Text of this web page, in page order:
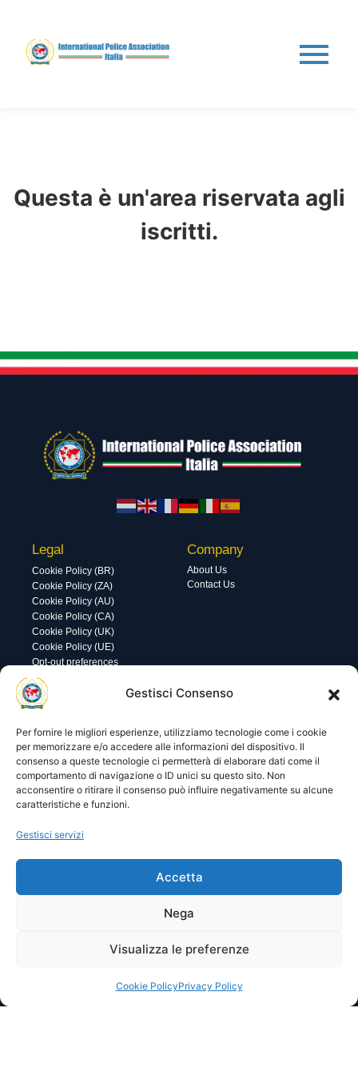
Gestisci Consenso
Per fornire le migliori esperienze, utilizziamo tecnologie come i cookie
per memorizzare e/o accedere alle informazioni del dispositivo. Il
consenso a queste tecnologie ci permetterà di elaborare dati come il
comportamento di navigazione o ID unici su questo sito. Non
acconsentire o ritirare il consenso può influire negativamente su alcune
caratteristiche e funzioni.
Gestisci servizi
Accetta
Nega
Visualizza le preferenze
Cookie PolicyPrivacy Policy
Questa è un'area riservata agli
iscritti.
Legal
Cookie Policy (BR)
Cookie Policy (ZA)
Cookie Policy (AU)
Cookie Policy (CA)
Cookie Policy (UK)
Cookie Policy (UE)
Opt-out preferences
Company
About Us
Contact Us
Utility
Visite di oggi: 10
Visite totali: 13789
Area gestione
Password
© 2025 I.P.A. Italia E.T.S. n. 36463 – Via Niccolò Copernico nr.
ipaitalia@pec.ipa-italia.it –Powered by